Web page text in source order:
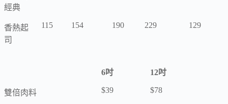
經典
香熱起
司
115 154 190 229 129
6吋 12吋
雙倍肉料 $39 $78